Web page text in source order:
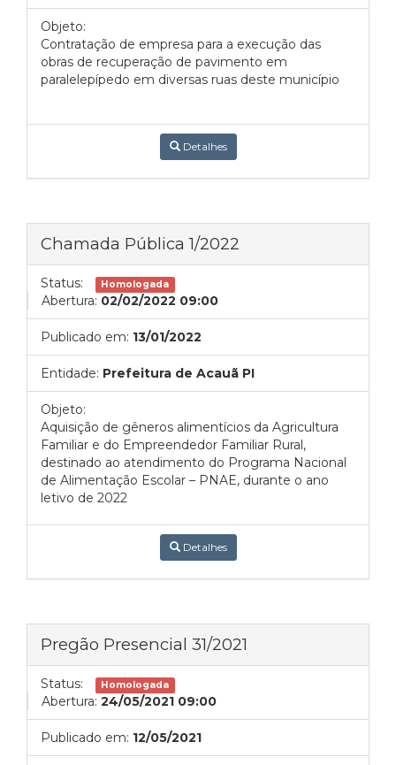
Objeto:
Contratação de empresa para a execução das
obras de recuperação de pavimento em
paralelepípedo em diversas ruas deste município
Detalhes
Chamada Pública 1/2022
Status: Homologada
Abertura: 02/02/2022 09:00
Publicado em: 13/01/2022
Entidade: Prefeitura de Acauã PI
Objeto:
Aquisição de gêneros alimentícios da Agricultura
Familiar e do Empreendedor Familiar Rural,
destinado ao atendimento do Programa Nacional
de Alimentação Escolar – PNAE, durante o ano
letivo de 2022
Detalhes
Pregão Presencial 31/2021
Status: Homologada
Abertura: 24/05/2021 09:00
Publicado em: 12/05/2021